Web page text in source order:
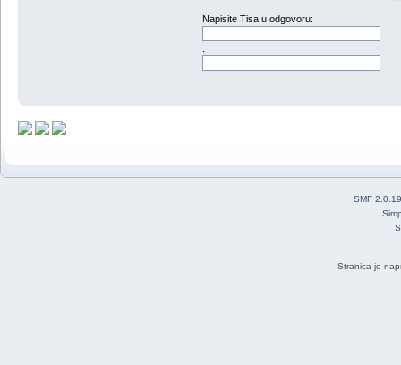
Napisite Tisa u odgovoru:
:
SMF 2.0.19
Stranica je